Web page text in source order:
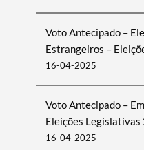
Voto Antecipado –
Estrangeiros –
16-04-2025
Voto Antecipado –
Eleições Legislativas
16-04-2025